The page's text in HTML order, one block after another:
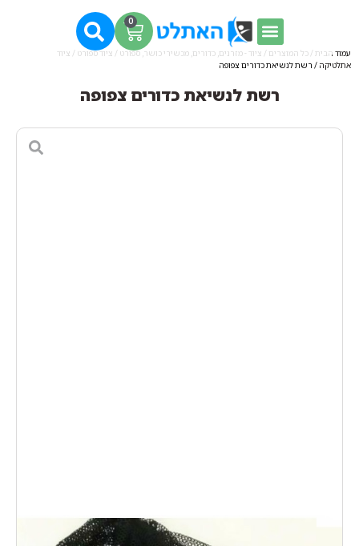
0
עמוד הבית / כל המוצרים / ציוד - מזרנים, כדורים, מכשירי כושר, ספורט / ציוד ספורט / ציוד
אתלטיקה / רשת לנשיאת כדורים צפופה
רשת לנשיאת כדורים צפופה